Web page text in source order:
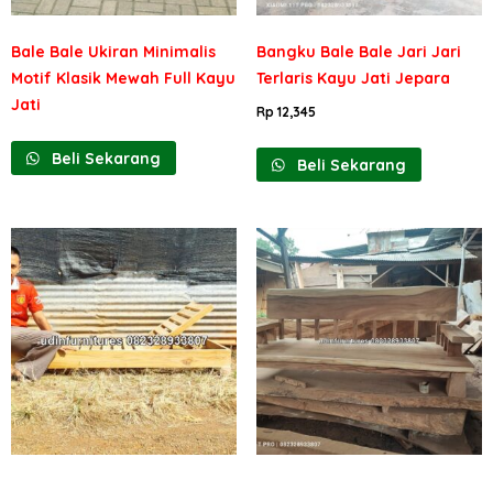
Bale Bale Ukiran Minimalis
Motif Klasik Mewah Full Kayu
Jati
Beli Sekarang
Bangku Bale Bale Jari Jari
Terlaris Kayu Jati Jepara
Rp12,345
Beli Sekarang